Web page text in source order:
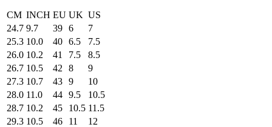
CM INCH EU UK US
24.7 9.7 39 6
7
25.3 10.0 40 6.5
7.5
26.0 10.2 41 7.5
8.5
26.7 10.5 42 8
9
27.3 10.7 43 9
10
28.0 11.0 44 9.5
10.5
28.7 10.2 45 10.5 11.5
29.3 10.5 46 11
12